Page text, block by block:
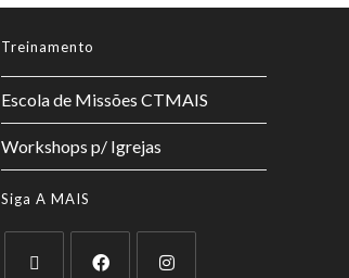
Treinamento
Escola de Missões CTMAIS
Workshops p/ Igrejas
Siga A MAIS